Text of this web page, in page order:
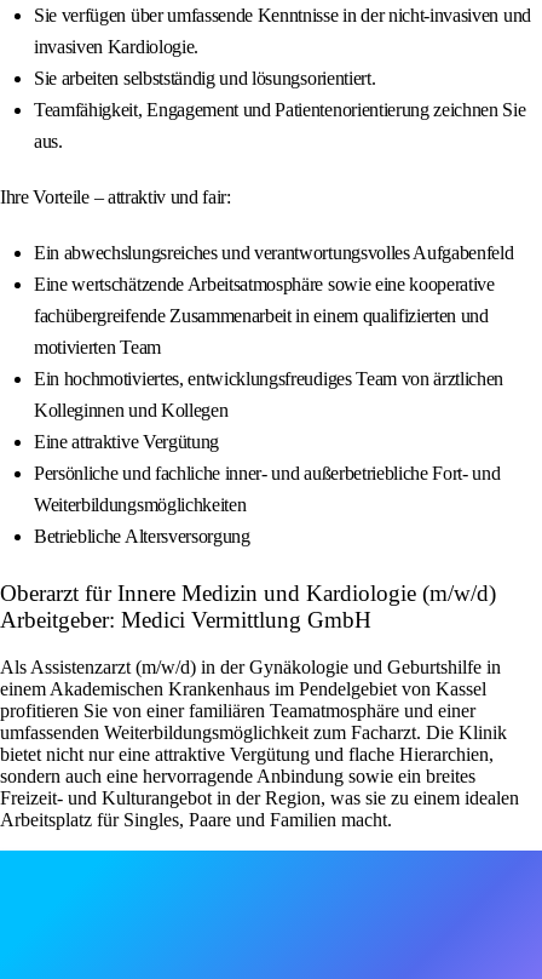
Sie verfügen über umfassende Kenntnisse in der nicht-invasiven und
invasiven Kardiologie.
Sie arbeiten selbstständig und lösungsorientiert.
Teamfähigkeit, Engagement und Patientenorientierung zeichnen Sie
aus.
Ihre Vorteile – attraktiv und fair:
Ein abwechslungsreiches und verantwortungsvolles Aufgabenfeld
Eine wertschätzende Arbeitsatmosphäre sowie eine kooperative
fachübergreifende Zusammenarbeit in einem qualifizierten und
motivierten Team
Ein hochmotiviertes, entwicklungsfreudiges Team von ärztlichen
Kolleginnen und Kollegen
Eine attraktive Vergütung
Persönliche und fachliche inner- und außerbetriebliche Fort- und
Weiterbildungsmöglichkeiten
Betriebliche Altersversorgung
Oberarzt für Innere Medizin und Kardiologie (m/w/d)
Arbeitgeber: Medici Vermittlung GmbH
Als Assistenzarzt (m/w/d) in der Gynäkologie und Geburtshilfe in
einem Akademischen Krankenhaus im Pendelgebiet von Kassel
profitieren Sie von einer familiären Teamatmosphäre und einer
umfassenden Weiterbildungsmöglichkeit zum Facharzt. Die Klinik
bietet nicht nur eine attraktive Vergütung und flache Hierarchien,
sondern auch eine hervorragende Anbindung sowie ein breites
Freizeit- und Kulturangebot in der Region, was sie zu einem idealen
Arbeitsplatz für Singles, Paare und Familien macht.